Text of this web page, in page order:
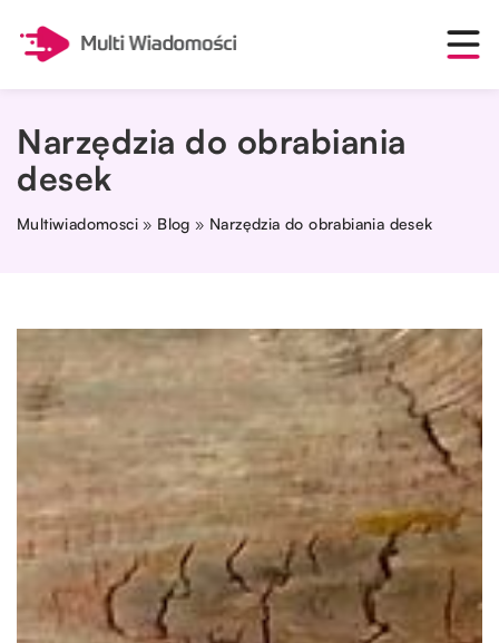
Narzędzia do obrabiania
desek
Multiwiadomosci » Blog » Narzędzia do obrabiania desek